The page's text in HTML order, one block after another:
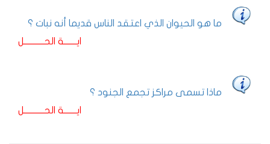
ما هو الحيوان الذي اعتقد الناس قديما أنه نبات ؟
ايـــــــة الحـــــــــــل
ماذا تسمى مراكز تجمع الجنود ؟
ايـــــــة الحـــــــــــل